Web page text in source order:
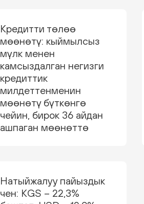
Кредитти төлөө
мөөнөтү: кыймылсыз
мүлк менен
камсыздалган негизги
кредиттик
милдеттенменин
мөөнөтү бүткөнгө
чейин, бирок 36 айдан
ашпаган мөөнөттө
Натыйжалуу пайыздык
чен: KGS – 22,3%